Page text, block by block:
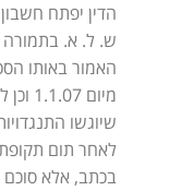
הדין יפתח
ש. ל. א. בתמורה
שיוגשו
לאחר תום
בכתב, אלא סוכם